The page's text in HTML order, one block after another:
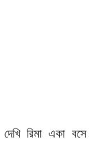
রিমা একা বসে